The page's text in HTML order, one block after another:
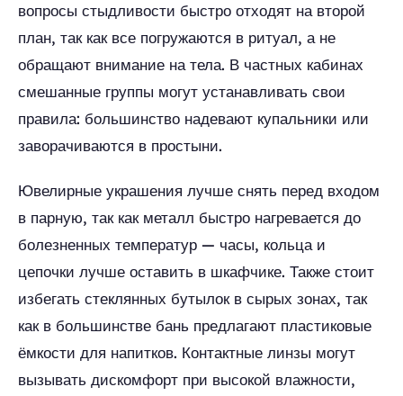
вопросы стыдливости быстро отходят на второй
план, так как все погружаются в ритуал, а не
обращают внимание на тела. В частных кабинах
смешанные группы могут устанавливать свои
правила: большинство надевают купальники или
заворачиваются в простыни.
Ювелирные украшения лучше снять перед входом
в парную, так как металл быстро нагревается до
болезненных температур — часы, кольца и
цепочки лучше оставить в шкафчике. Также стоит
избегать стеклянных бутылок в сырых зонах, так
как в большинстве бань предлагают пластиковые
ёмкости для напитков. Контактные линзы могут
вызывать дискомфорт при высокой влажности,